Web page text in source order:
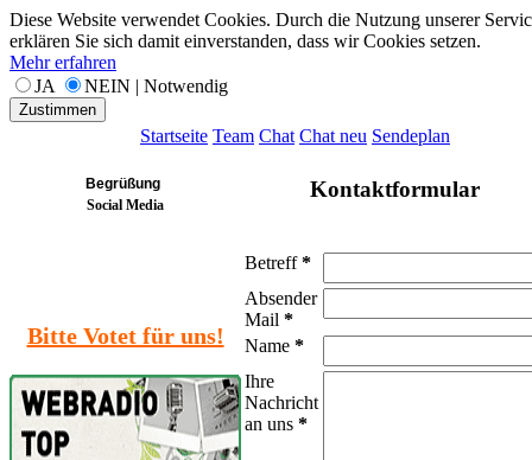
Diese Website verwendet Cookies. Durch die Nutzung unserer
erklären Sie sich damit einverstanden, dass wir Cookies setzen.
Mehr erfahren
JA
NEIN | Notwendig
Zustimmen
Startseite Team Chat Chat neu Sendeplan
Begrüßung
Social Media
Bitte Votet für uns!
Kontaktformular
Betreff*
Absender
Mail *
Name *
Ihre
Nachricht
an uns *